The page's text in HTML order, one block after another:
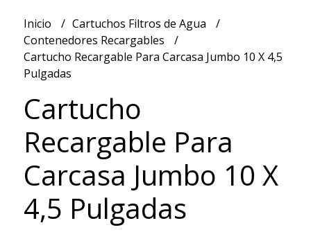
Inicio
Cartuchos Filtros de Agua
Contenedores Recargables
Cartucho Recargable Para Carcasa Jumbo 10 X 4,5
Pulgadas
Cartucho
Recargable Para
Carcasa Jumbo 10 X
4,5 Pulgadas